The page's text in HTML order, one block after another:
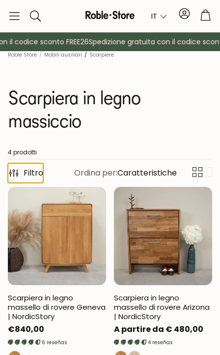
Ricerca IT Conto
Armadietti
Appendiabiti Mobili
codice sconto FREE26Spedizione gratuita con il codice sconto
Roble Store / Mobili ausiliari / Scarpiere
Scarpiera in legno
massiccio
4 prodotti
Filtro Ordina per:Caratteristiche
Scarpiera in legno
massello di rovere Geneva
| NordicStory
Prezzo
normale
€840,00
6 reseñas
Scarpiera in legno
massello di rovere Arizona
| NordicStory
Prezzo
normale
A partire da € 480,00
4 reseñas